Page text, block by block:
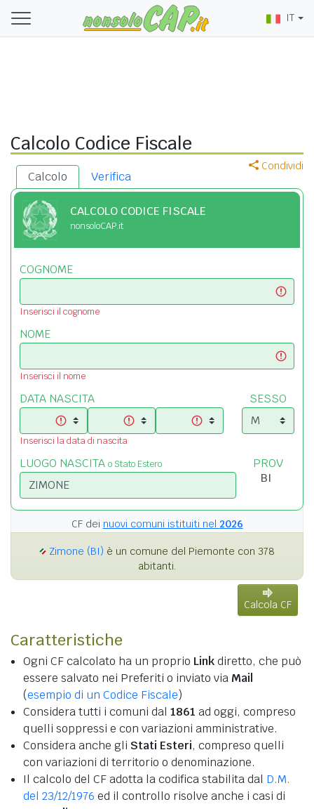
IT
Calcolo Codice Fiscale
Condividi
Calcolo Verifica
CALCOLO CODICE FISCALE
nonsoloCAP.it
COGNOME
Inserisci il cognome
NOME
Inserisci il nome
DATA NASCITA
Inserisci la data di nascita
SESSO
LUOGO NASCITA o Stato Estero PROV
CF dei nuovi comuni istituiti nel 2026
Zimone (BI) è un comune del Piemonte con 378
abitanti.
Calcola CF
Caratteristiche
Ogni CF calcolato ha un proprio Linkdiretto, che può
essere salvato nei Preferiti o inviato via Mail
(esempio di un Codice Fiscale)
Considera tutti i comuni dal 1861 ad oggi, compreso
quelli soppressi e con variazioni amministrative.
Considera anche gli Stati Esteri, compreso quelli
con variazioni di territorio o denominazione.
Il calcolo del CF adotta la codifica stabilita dal D.M.
del 23/12/1976 ed il controllo risolve anche i casi di